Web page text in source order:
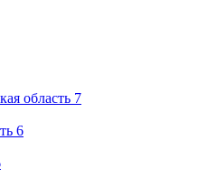
область 7
6